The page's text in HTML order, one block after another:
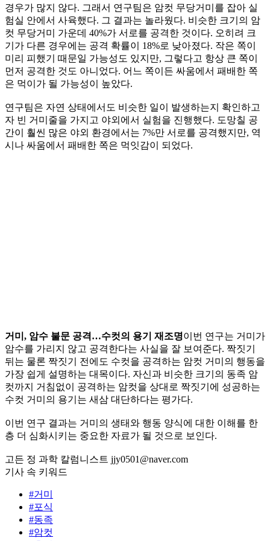
경우가 많지 않다. 그래서 연구팀은 암컷 무당거미를 잡아 실
험실 안에서 사육했다. 그 결과는 놀라웠다. 비슷한 크기의 암
컷 무당거미 가운데 40%가 서로를 공격한 것이다. 오히려 크
기가 다른 경우에는 공격 확률이 18%로 낮아졌다. 작은 쪽이
미리 피했기 때문일 가능성도 있지만, 그렇다고 항상 큰 쪽이
먼저 공격한 것도 아니었다. 어느 쪽이든 싸움에서 패배한 쪽
은 먹이가 될 가능성이 높았다.
연구팀은 자연 상태에서도 비슷한 일이 발생하는지 확인하고
자 빈 거미줄을 가지고 야외에서 실험을 진행했다. 도망칠 공
간이 훨씬 많은 야외 환경에서는 7%만 서로를 공격했지만, 역
시나 싸움에서 패배한 쪽은 먹잇감이 되었다.
거미, 암수 불문 공격…수컷의 용기 재조명이번 연구는 거미가
암수를 가리지 않고 공격한다는 사실을 잘 보여준다. 짝짓기
뒤는 물론 짝짓기 전에도 수컷을 공격하는 암컷 거미의 행동을
가장 쉽게 설명하는 대목이다. 자신과 비슷한 크기의 동족 암
컷까지 거침없이 공격하는 암컷을 상대로 짝짓기에 성공하는
수컷 거미의 용기는 새삼 대단하다는 평가다.
이번 연구 결과는 거미의 생태와 행동 양식에 대한 이해를 한
층 더 심화시키는 중요한 자료가 될 것으로 보인다.
고든 정 과학 칼럼니스트 jjy0501@naver.com
기사 속 키워드
#거미
#포식
#동족
#암컷